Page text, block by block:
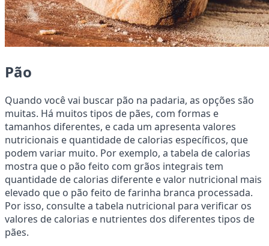
Pão
Quando você vai buscar pão na padaria, as opções são
muitas. Há muitos tipos de pães, com formas e
tamanhos diferentes, e cada um apresenta valores
nutricionais e quantidade de calorias específicos, que
podem variar muito. Por exemplo, a tabela de calorias
mostra que o pão feito com grãos integrais tem
quantidade de calorias diferente e valor nutricional mais
elevado que o pão feito de farinha branca processada.
Por isso, consulte a tabela nutricional para verificar os
valores de calorias e nutrientes dos diferentes tipos de
pães.